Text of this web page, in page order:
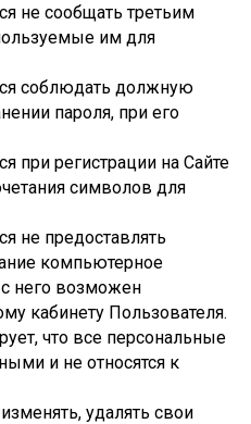
не сообщать третьим
им для
соблюдать должную
пароля, при его
при регистрации на Сайте
символов для
не предоставлять
компьютерное
с него возможен
кабинету Пользователя.
что все персональные
и не относятся к
удалять свои